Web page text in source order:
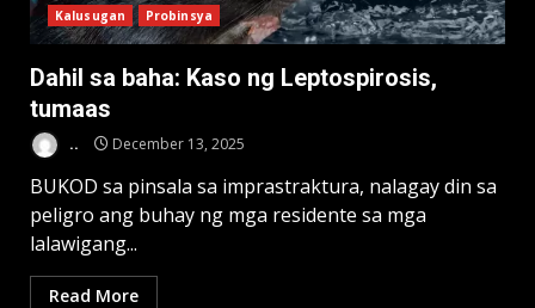
Kalusugan Probinsya
Dahil sa baha: Kaso ng Leptospirosis,
tumaas
.. December 13, 2025
BUKOD sa pinsala sa imprastraktura, nalagay din sa
peligro ang buhay ng mga residente sa mga
lalawigang...
Read More